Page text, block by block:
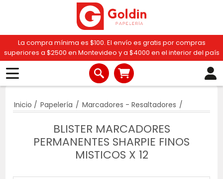
La compra mínima es $100. El envío es gratis por compras
superiores a $2500 en Montevideo y a $4000 en el interior del país
Inicio / Papelería / Marcadores - Resaltadores /
BLISTER MARCADORES
PERMANENTES SHARPIE FINOS
MISTICOS X 12